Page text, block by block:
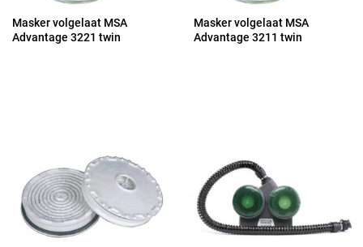
Masker volgelaat MSA
Advantage 3221 twin
Masker volgelaat MSA
Advantage 3211 twin